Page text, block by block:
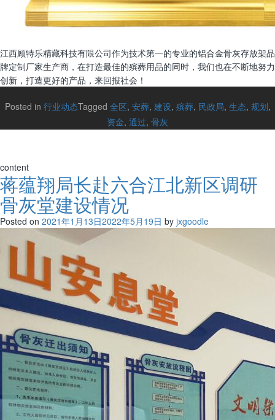
江西顾特乐精藏科技有限公司作为技术第一的专业的铝合金骨灰存放架品
牌定制厂家生产商，在打造最佳的殡葬用品的同时，我们也在不断地努力
创新，打造更好的产品，来回报社会！
Posted in 行业动态Tagged 全区, 安葬, 建设, 殡葬, 民政局, 生态, 规划,
资金, 通过, 骨灰
content
蒋蕴翔局长赴六合江北新区调研
骨灰堂建设情况
Posted on 2021年1月13日2022年5月19日 by jxgoodle